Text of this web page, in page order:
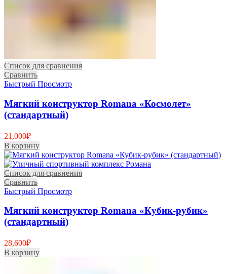
Список для сравнения
Сравнить
Быстрый Просмотр
Мягкий конструктор Romana «Космолет»
(стандартный)
21,000₽
В корзину
Список для сравнения
Сравнить
Быстрый Просмотр
Мягкий конструктор Romana «Кубик-рубик»
(стандартный)
28,600₽
В корзину